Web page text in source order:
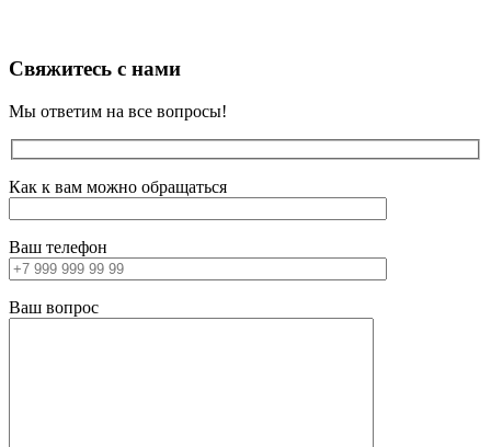
Свяжитесь с нами
Мы ответим на все вопросы!
Как к вам можно обращаться
Ваш телефон
Ваш вопрос